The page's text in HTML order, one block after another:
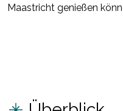
Maastricht genießen